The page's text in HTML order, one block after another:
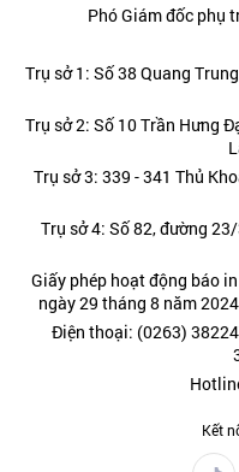
Phó Giám đốc phụ
Trụ sở 1: Số 38 Quang
Trụ sở 2: Số 10 Trần Hưng
Trụ sở 3: 339 - 341 Thủ
Trụ sở 4: Số 82, đường
Giấy phép hoạt động báo
ngày 29 tháng 8 năm
Điện thoại: (0263)
Kết